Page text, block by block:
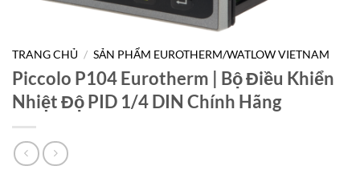
TRANG CHỦ / SẢN PHẨM EUROTHERM/WATLOW VIETNAM
Piccolo P104 Eurotherm | Bộ Điều Khiển
Nhiệt Độ PID 1/4 DIN Chính Hãng